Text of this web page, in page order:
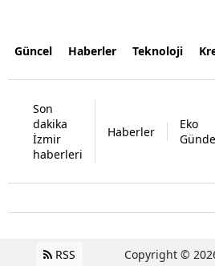
Güncel Haberler Teknoloji
Son
dakika
İzmir
haberleri
Haberler
Eko
RSS Copyright ©